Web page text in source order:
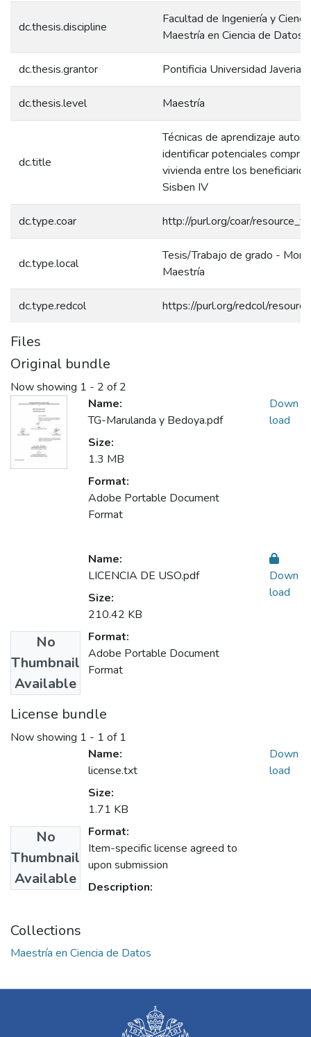
dc.thesis.discipline
Facultad de Ingeniería y
Maestría en Ciencia de Datos
dc.thesis.grantor Pontificia Universidad
dc.thesis.level Maestría
dc.title
Técnicas de aprendizaje
identificar potenciales
vivienda entre los
Sisben IV
dc.type.coar http://purl.org/coar/
dc.type.local
Tesis/Trabajo de grado -
Maestría
dc.type.redcol https://purl.org/redcol/
Files
Original bundle
Now showing 1 - 2 of 2
Name:
TG-Marulanda y Bedoya.pdf
Size:
1.3 MB
Format:
Adobe Portable Document
Format
Down
load
No
Thumbnail
Available
Name:
LICENCIA DE USO.pdf
Size:
210.42 KB
Format:
Adobe Portable Document
Format
Down
load
License bundle
Now showing 1 - 1 of 1
No
Thumbnail
Available
Name:
license.txt
Size:
1.71 KB
Format:
Item-specific license agreed to
upon submission
Description:
Down
load
Collections
Maestría en Ciencia de Datos